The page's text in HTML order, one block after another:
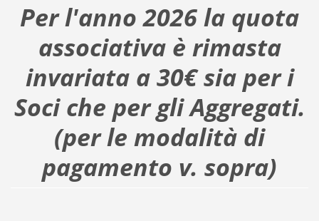
Per l'anno 2026 la quota
associativa è rimasta
invariata a 30€ sia per i
Soci che per gli Aggregati.
(per le modalità di
pagamento v. sopra)